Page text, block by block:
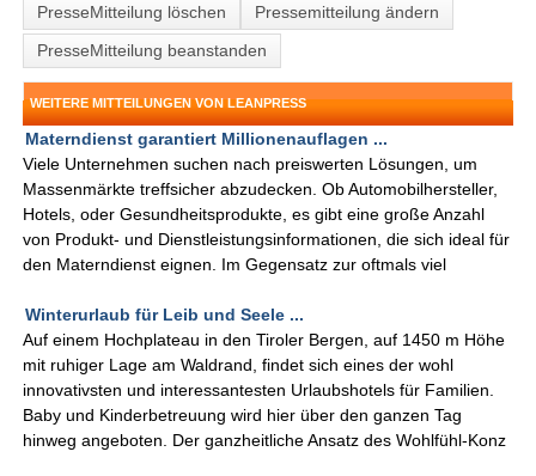
PresseMitteilung löschen
Pressemitteilung ändern
PresseMitteilung beanstanden
WEITERE MITTEILUNGEN VON LEANPRESS
Materndienst garantiert Millionenauflagen ...
Viele Unternehmen suchen nach preiswerten Lösungen, um
Massenmärkte treffsicher abzudecken. Ob Automobilhersteller,
Hotels, oder Gesundheitsprodukte, es gibt eine große Anzahl
von Produkt- und Dienstleistungsinformationen, die sich ideal für
den Materndienst eignen. Im Gegensatz zur oftmals viel
Winterurlaub für Leib und Seele ...
Auf einem Hochplateau in den Tiroler Bergen, auf 1450 m Höhe
mit ruhiger Lage am Waldrand, findet sich eines der wohl
innovativsten und interessantesten Urlaubshotels für Familien.
Baby und Kinderbetreuung wird hier über den ganzen Tag
hinweg angeboten. Der ganzheitliche Ansatz des Wohlfühl-Konz